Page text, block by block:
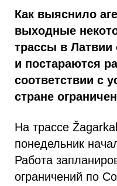
Как выяснило
выходные
трассы в Латвии
и постараются
соответствии с
стране
На трассе
понедельник
Работа
ограничений по